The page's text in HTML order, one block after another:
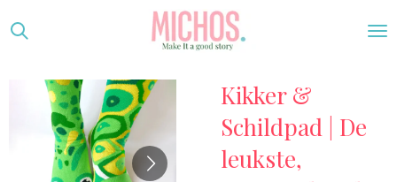
Ga
direct
hoofdinhoud
Kikker &
Schildpad | De
leukste,